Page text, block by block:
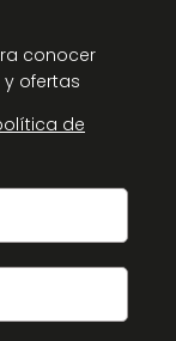
conocer
ofertas
de